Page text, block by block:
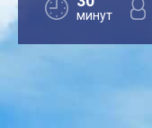
минут